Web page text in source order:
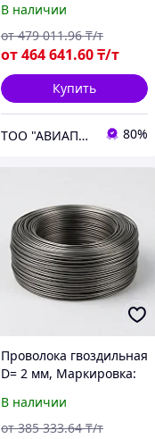
В наличии
от464 641.60₸/т
от 479 011.96 ₸/т
Купить
ТОО "АВИАПРОМСТАЛЬ" 80%
Проволока гвоздильная
D= 2 мм, Маркировка:
3282-74
В наличии
от 385 333.64 ₸/т